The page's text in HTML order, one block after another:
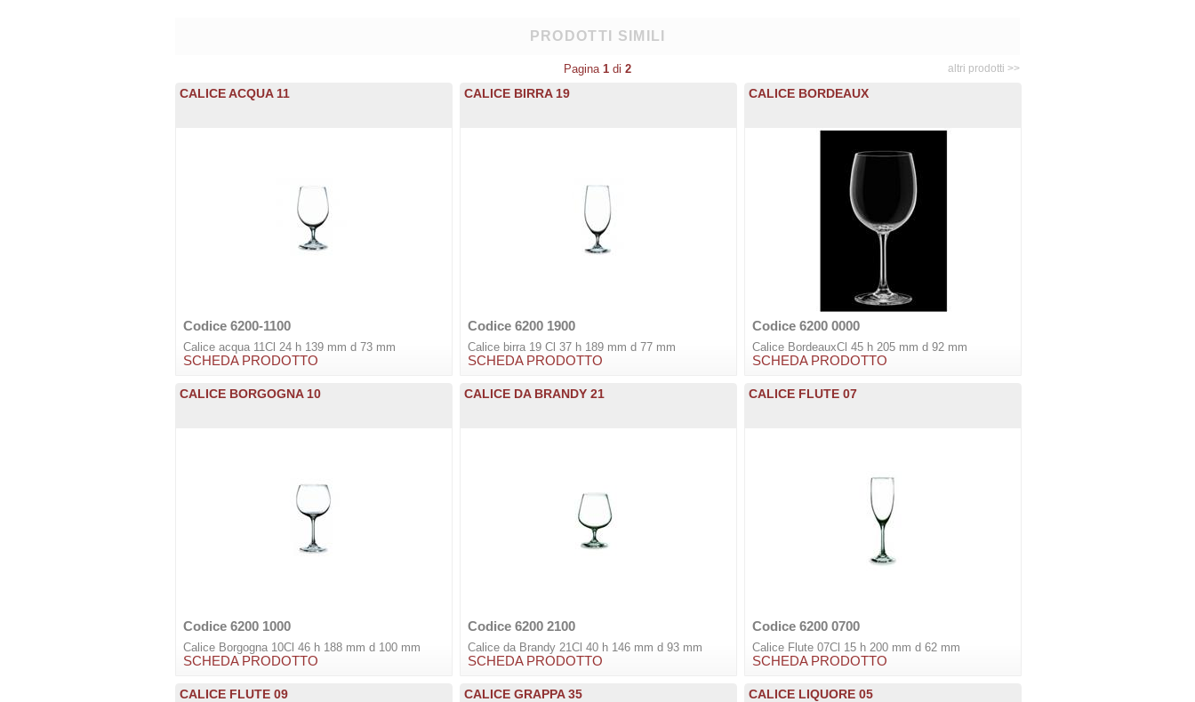
PRODOTTI SIMILI
Pagina 1 di 2 altri prodotti >>
CALICE ACQUA 11
Codice 6200-1100
Calice acqua 11Cl 24 h 139 mm d 73 mm
SCHEDA PRODOTTO
CALICE BIRRA 19
Codice 6200 1900
Calice birra 19 Cl 37 h 189 mm d 77 mm
SCHEDA PRODOTTO
CALICE BORDEAUX
Codice 6200 0000
Calice BordeauxCl 45 h 205 mm d 92 mm
SCHEDA PRODOTTO
CALICE BORGOGNA 10
Codice 6200 1000
Calice Borgogna 10Cl 46 h 188 mm d 100 mm
SCHEDA PRODOTTO
CALICE DA BRANDY 21
Codice 6200 2100
Calice da Brandy 21Cl 40 h 146 mm d 93 mm
SCHEDA PRODOTTO
CALICE FLUTE 07
Codice 6200 0700
Calice Flute 07Cl 15 h 200 mm d 62 mm
SCHEDA PRODOTTO
CALICE FLUTE 09 CALICE GRAPPA 35 CALICE LIQUORE 05